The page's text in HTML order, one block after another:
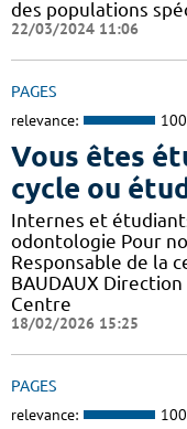
des populations
22/03/2024 11:06
PAGES
relevance:
Vous êtes
cycle ou
Internes et
odontologie Pour
Responsable de la
BAUDAUX
Centre
18/02/2026 15:25
PAGES
relevance: